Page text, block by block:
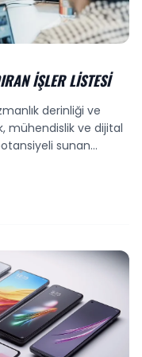
IŞLER LISTESI
derinliği ve
mühendislik ve dijital
sunan